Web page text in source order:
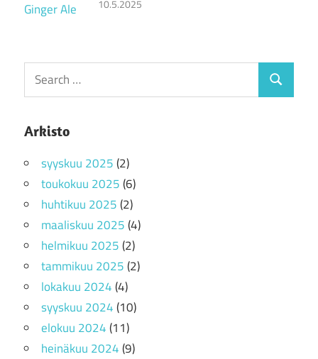
10.5.2025
Search
for:
Search
Arkisto
syyskuu 2025(2)
toukokuu 2025(6)
huhtikuu 2025(2)
maaliskuu 2025(4)
helmikuu 2025(2)
tammikuu 2025(2)
lokakuu 2024(4)
syyskuu 2024(10)
elokuu 2024(11)
heinäkuu 2024(9)